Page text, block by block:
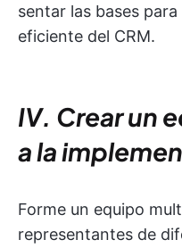
sentar las bases
eficiente del CRM.
IV. Crear un
a la
Forme un equipo
representantes de